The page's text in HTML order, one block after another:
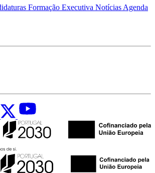
Formação Executiva Notícias Agenda